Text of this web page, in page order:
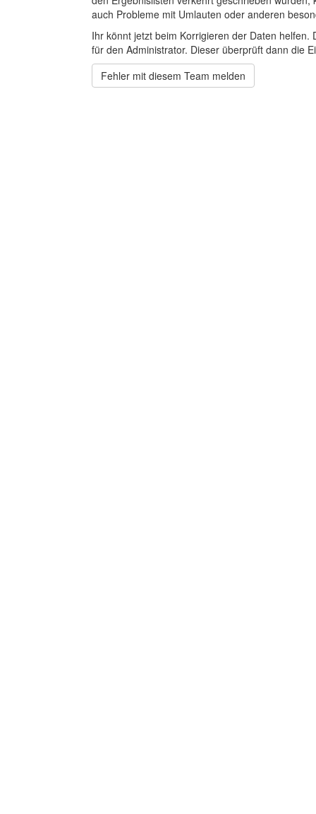
auch Probleme mit Umlauten oder anderen
Ihr könnt jetzt beim Korrigieren der Daten
für den Administrator. Dieser überprüft dann die
Fehler mit diesem Team melden